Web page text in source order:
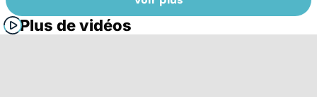
Plus de vidéos